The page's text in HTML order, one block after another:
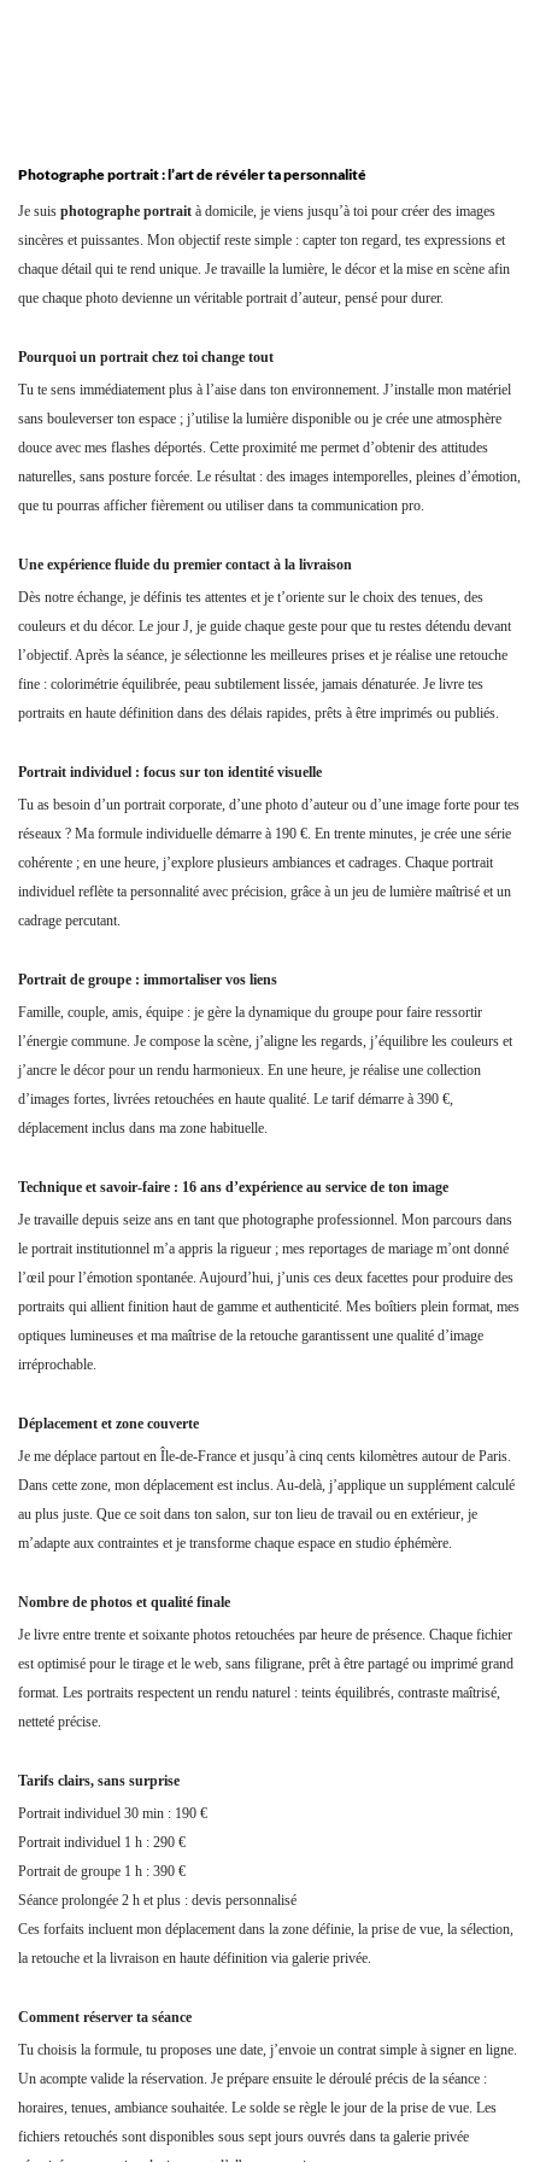
Photographe portrait : l’art de révéler ta personnalité
Je suis photographe portrait à domicile, je viens jusqu’à toi pour créer des images
sincères et puissantes. Mon objectif reste simple : capter ton regard, tes expressions et
chaque détail qui te rend unique. Je travaille la lumière, le décor et la mise en scène afin
que chaque photo devienne un véritable portrait d’auteur, pensé pour durer.
Pourquoi un portrait chez toi change tout
Tu te sens immédiatement plus à l’aise dans ton environnement. J’installe mon matériel
sans bouleverser ton espace ; j’utilise la lumière disponible ou je crée une atmosphère
douce avec mes flashes déportés. Cette proximité me permet d’obtenir des attitudes
naturelles, sans posture forcée. Le résultat : des images intemporelles, pleines d’émotion,
que tu pourras afficher fièrement ou utiliser dans ta communication pro.
Une expérience fluide du premier contact à la livraison
Dès notre échange, je définis tes attentes et je t’oriente sur le choix des tenues, des
couleurs et du décor. Le jour J, je guide chaque geste pour que tu restes détendu devant
l’objectif. Après la séance, je sélectionne les meilleures prises et je réalise une retouche
fine : colorimétrie équilibrée, peau subtilement lissée, jamais dénaturée. Je livre tes
portraits en haute définition dans des délais rapides, prêts à être imprimés ou publiés.
Portrait individuel : focus sur ton identité visuelle
Tu as besoin d’un portrait corporate, d’une photo d’auteur ou d’une image forte pour tes
réseaux ? Ma formule individuelle démarre à 190 €. En trente minutes, je crée une série
cohérente ; en une heure, j’explore plusieurs ambiances et cadrages. Chaque portrait
individuel reflète ta personnalité avec précision, grâce à un jeu de lumière maîtrisé et un
cadrage percutant.
Portrait de groupe : immortaliser vos liens
Famille, couple, amis, équipe : je gère la dynamique du groupe pour faire ressortir
l’énergie commune. Je compose la scène, j’aligne les regards, j’équilibre les couleurs et
j’ancre le décor pour un rendu harmonieux. En une heure, je réalise une collection
d’images fortes, livrées retouchées en haute qualité. Le tarif démarre à 390 €,
déplacement inclus dans ma zone habituelle.
Technique et savoir-faire : 16 ans d’expérience au service de ton image
Je travaille depuis seize ans en tant que photographe professionnel. Mon parcours dans
le portrait institutionnel m’a appris la rigueur ; mes reportages de mariage m’ont donné
l’œil pour l’émotion spontanée. Aujourd’hui, j’unis ces deux facettes pour produire des
portraits qui allient finition haut de gamme et authenticité. Mes boîtiers plein format, mes
optiques lumineuses et ma maîtrise de la retouche garantissent une qualité d’image
irréprochable.
Déplacement et zone couverte
Je me déplace partout en Île-de-France et jusqu’à cinq cents kilomètres autour de Paris.
Dans cette zone, mon déplacement est inclus. Au-delà, j’applique un supplément calculé
au plus juste. Que ce soit dans ton salon, sur ton lieu de travail ou en extérieur, je
m’adapte aux contraintes et je transforme chaque espace en studio éphémère.
Nombre de photos et qualité finale
Je livre entre trente et soixante photos retouchées par heure de présence. Chaque fichier
est optimisé pour le tirage et le web, sans filigrane, prêt à être partagé ou imprimé grand
format. Les portraits respectent un rendu naturel : teints équilibrés, contraste maîtrisé,
netteté précise.
Tarifs clairs, sans surprise
Portrait individuel 30 min : 190 €
Portrait individuel 1 h : 290 €
Portrait de groupe 1 h : 390 €
Séance prolongée 2 h et plus : devis personnalisé
Ces forfaits incluent mon déplacement dans la zone définie, la prise de vue, la sélection,
la retouche et la livraison en haute définition via galerie privée.
Comment réserver ta séance
Tu choisis la formule, tu proposes une date, j’envoie un contrat simple à signer en ligne.
Un acompte valide la réservation. Je prépare ensuite le déroulé précis de la séance :
horaires, tenues, ambiance souhaitée. Le solde se règle le jour de la prise de vue. Les
fichiers retouchés sont disponibles sous sept jours ouvrés dans ta galerie privée